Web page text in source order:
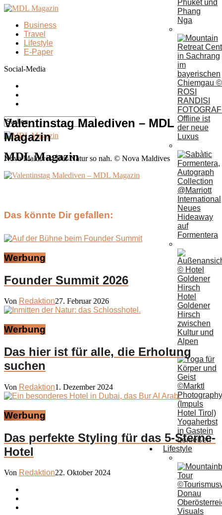
Business
Travel
Lifestyle
E-Paper
Social-Media
MDL Magazin
Phuket und
Phang
Nga
Offline ist
der neue
Luxus
Neues
Hideaway
auf
Formentera
Hotel
Goldener
Hirsch
zwischen
Kultur und
Alpen
Yogaherbst
in Gastein
genießen
Lifestyle
Valentinstag Malediven – MDL
Magazin
Nova Maldives: Der Natur so nah. © Nova Maldives
Das könnte Dir gefallen:
Werbung
Founder Summit 2026
Von Redaktion27. Februar 2026
Werbung
Das hier ist für alle, die Erholung
suchen
Von Redaktion1. Dezember 2024
Werbung
Das perfekte Styling für das 5-Sterne-
Hotel
Von Redaktion22. Oktober 2024